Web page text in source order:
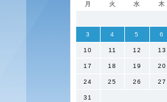
月 火 水 木
3 4 5 6
10 11 12 13
17 18 19 20
24 25 26 27
31